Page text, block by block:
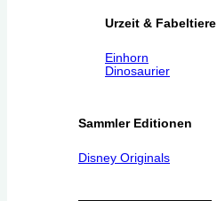
Urzeit & Fabeltiere
Einhorn
Dinosaurier
Sammler Editionen
Disney Originals